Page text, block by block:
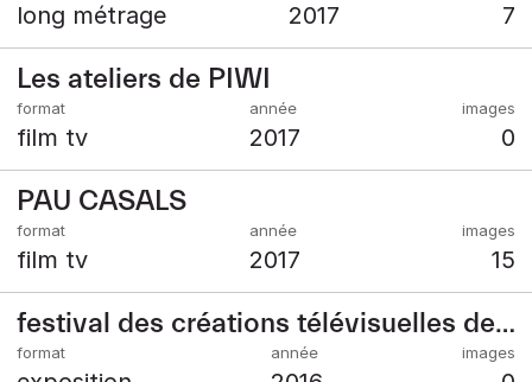
long métrage 2017 7
Les ateliers de PIWI
film tv 2017 0
PAU CASALS
film tv 2017 15
festival des créations télévisuelles de Luchon